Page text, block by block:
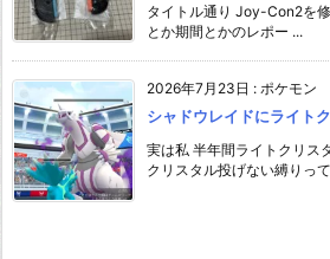
タイトル通り Joy-Con2を
とか期間とかのレポー ...
2026年7月23日 : ポケモン
シャドウレイドにライト
実は私 半年間ライトクリス
クリスタル投げない縛りっ